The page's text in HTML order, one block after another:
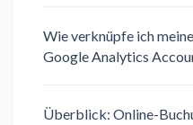
Wie verknüpfe ich
Google Analytics
Überblick: Online-